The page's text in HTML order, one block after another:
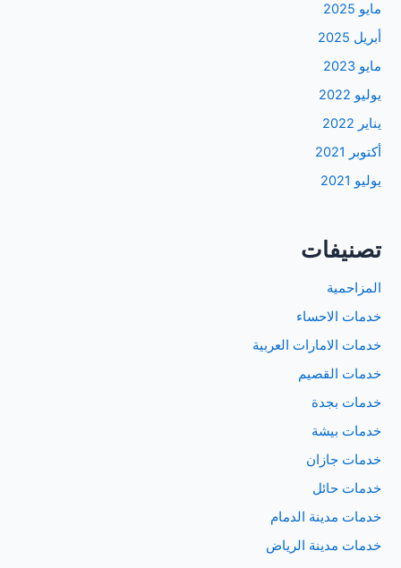
مايو 2025
أبريل 2025
مايو 2023
يوليو 2022
يناير 2022
أكتوبر 2021
يوليو 2021
تصنيفات
المزاحمية
خدمات الاحساء
خدمات الامارات العربية
خدمات القصيم
خدمات بجدة
خدمات بيشة
خدمات جازان
خدمات حائل
خدمات مدينة الدمام
خدمات مدينة الرياض